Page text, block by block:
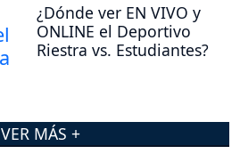
¿Dónde ver EN VIVO y
ONLINE el Deportivo
Riestra vs. Estudiantes?
VER MÁS +